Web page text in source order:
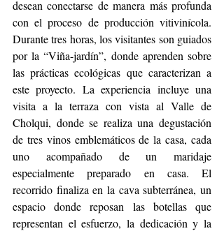
desean conectarse de manera más profunda
con el proceso de producción vitivinícola.
Durante tres horas, los visitantes son guiados
por la “Viña-jardín”, donde aprenden sobre
las prácticas ecológicas que caracterizan a
este proyecto. La experiencia incluye una
visita a la terraza con vista al Valle de
Cholqui, donde se realiza una degustación
de tres vinos emblemáticos de la casa, cada
uno acompañado de un maridaje
especialmente preparado en casa. El
recorrido finaliza en la cava subterránea, un
espacio donde reposan las botellas que
representan el esfuerzo, la dedicación y la